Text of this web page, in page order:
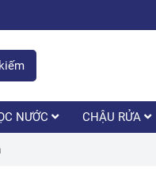
NƯỚC CHẬU RỬA